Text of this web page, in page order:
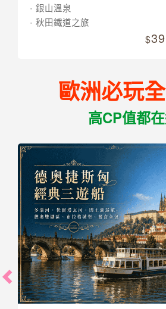
銀山溫泉
秋田鐵道之旅
歐洲必玩
高CP值都